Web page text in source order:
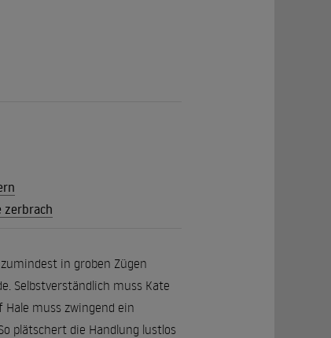
zerbrach
in groben Zügen
Selbstverständlich muss Kate
muss zwingend ein
plätschert die Handlung lustlos